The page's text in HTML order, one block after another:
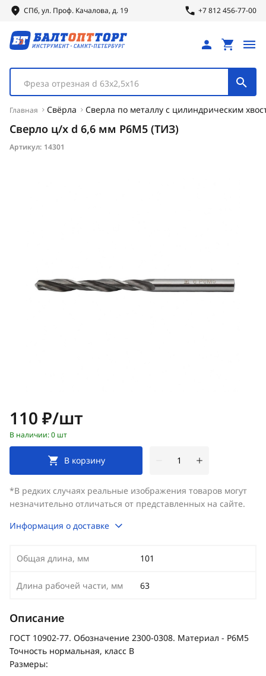
СПб, ул. Проф. Качалова, д. 19 +7 812 456-77-00
Фреза отрезная d 63х2,5х16
Главная Свёрла Сверла по металлу с цилиндрическим
Сверло ц/х d 6,6 мм Р6М5 (ТИЗ)
Артикул: 14301
Цена:
110 ₽/шт
В наличии: 0 шт
В корзину
*В редких случаях реальные изображения товаров могут
незначительно отличаться от представленных на сайте.
Информация о доставке
Общая длина, мм 101
Длина рабочей части, мм 63
Описание
ГОСТ 10902-77. Обозначение 2300-0308. Материал - Р6М5
Точность нормальная, класс В
Размеры: